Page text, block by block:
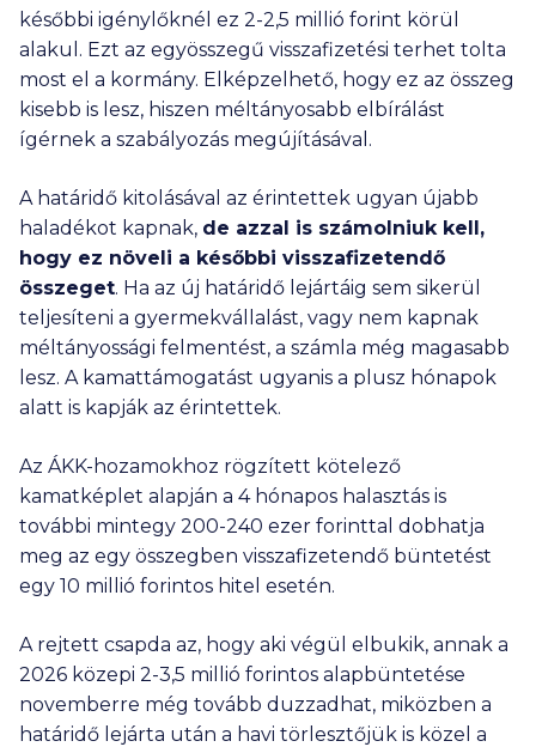
későbbi igénylőknél ez 2-2,5 millió forint körül
alakul. Ezt az egyösszegű visszafizetési terhet tolta
most el a kormány. Elképzelhető, hogy ez az összeg
kisebb is lesz, hiszen méltányosabb elbírálást
ígérnek a szabályozás megújításával.
A határidő kitolásával az érintettek ugyan újabb
haladékot kapnak, de azzal is számolniuk kell,
hogy ez növeli a későbbi visszafizetendő
összeget. Ha az új határidő lejártáig sem sikerül
teljesíteni a gyermekvállalást, vagy nem kapnak
méltányossági felmentést, a számla még magasabb
lesz. A kamattámogatást ugyanis a plusz hónapok
alatt is kapják az érintettek.
Az ÁKK-hozamokhoz rögzített kötelező
kamatképlet alapján a 4 hónapos halasztás is
további mintegy 200-240 ezer forinttal dobhatja
meg az egy összegben visszafizetendő büntetést
egy 10 millió forintos hitel esetén.
A rejtett csapda az, hogy aki végül elbukik, annak a
2026 közepi 2-3,5 millió forintos alapbüntetése
novemberre még tovább duzzadhat, miközben a
határidő lejárta után a havi törlesztőjük is közel a